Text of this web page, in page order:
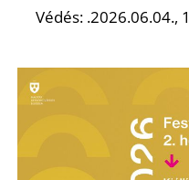
Védés: .2026.06.04.,